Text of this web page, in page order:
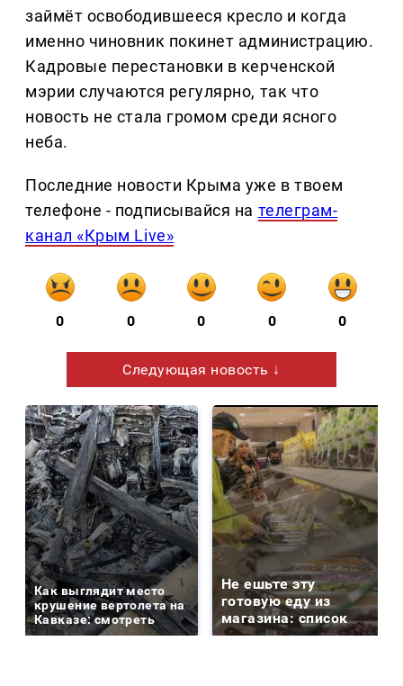
займёт освободившееся кресло и когда
именно чиновник покинет администрацию.
Кадровые перестановки в керченской
мэрии случаются регулярно, так что
новость не стала громом среди ясного
неба.
Последние новости Крыма уже в твоем
телефоне - подписывайся на телеграм-
канал «Крым Live»
0 0 0 0 0
Следующая новость ↓
Как выглядит место
крушение вертолета на
Кавказе: смотреть
Не ешьте эту
готовую еду из
магазина: список